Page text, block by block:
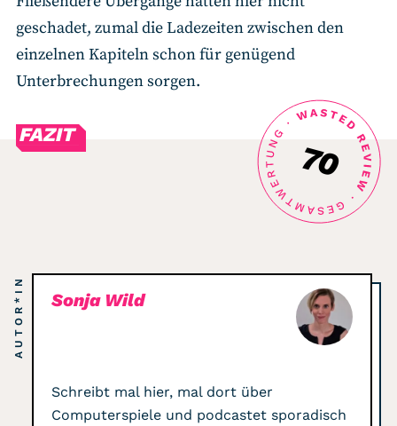
geschadet, zumal die Ladezeiten zwischen den
einzelnen Kapiteln schon für genügend
Unterbrechungen sorgen.
FAZIT
Punkte:
70
AUTOR*IN Sonja Wild
Schreibt mal hier, mal dort über
Computerspiele und podcastet sporadisch